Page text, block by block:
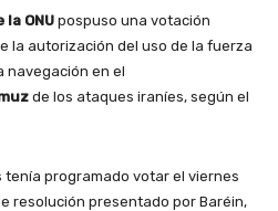
ONU pospuso una votación
la autorización del uso de la fuerza
navegación en el
de los ataques iraníes, según el
tenía programado votar el viernes
resolución presentado por Baréin,